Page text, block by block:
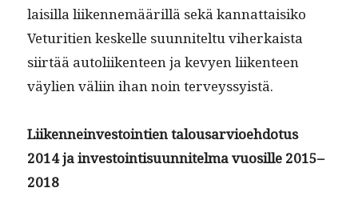
laisil­la liiken­nemääril­lä sekä kan­nat­taisiko
Vetu­ri­tien keskelle suun­nitel­tu viherkaista
siirtää autoli­iken­teen ja kevyen liiken­teen
väylien väli­in ihan noin terveyssyistä.
Liiken­nein­vestoin­tien talousarvioe­hdo­tus
2014 ja investoin­tisu­un­nitel­ma vuosille 2015–
2018